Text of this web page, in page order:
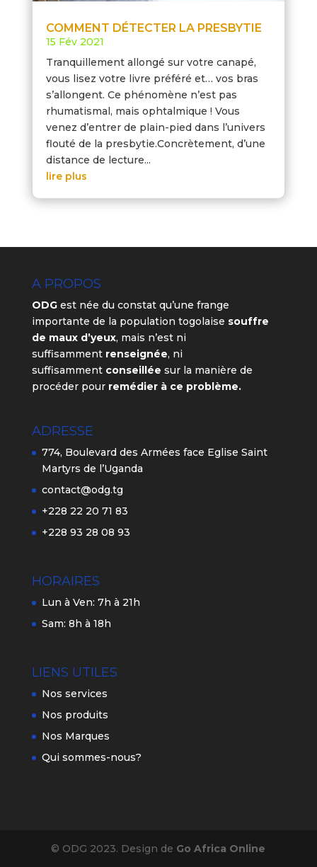
COMMENT DÉTECTER LA PRESBYTIE
15 Fév 2021
Tranquillement allongé sur votre canapé,
vous lisez votre livre préféré et… vos bras
s’allongent. Ce phénomène n’est pas
rhumatismal, mais ophtalmique ! Vous
venez d’entrer de plain-pied dans l’univers
flouté de la presbytie.Concrètement, d’une
distance de lecture...
lire plus
A PROPOS
ODGest née du constat qu’une frange
importante de la population togolaise souffre
de maux d’yeux, mais n’est ni
suffisamment renseignée, ni
suffisamment conseillée sur la manière de
procéder pour remédier à ce problème.
ADRESSE
774, Boulevard des Armées face Eglise Saint
Martyrs de l’Uganda
contact@odg.tg
+228 22 20 71 83
+228 93 28 08 93
HORAIRES
Lun à Ven: 7h à 21h
Sam: 8h à 18h
LIENS UTILES
Nos services
Nos produits
Nos Marques
Qui sommes-nous?
© ODG 2023. Design de Go Africa Online